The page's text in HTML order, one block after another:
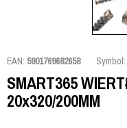
EAN: 5901769682658 Symbol:
SMART365
20x320/200MM